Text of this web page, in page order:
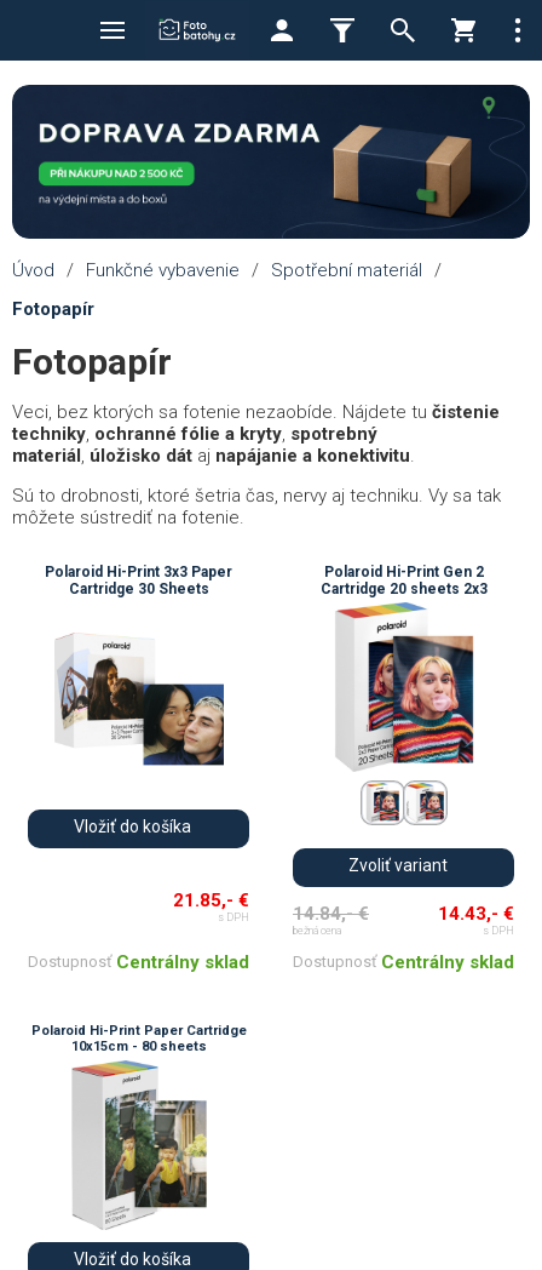
Úvod / Funkčné vybavenie / Spotřební materiál
/
Fotopapír
Fotopapír
Veci, bez ktorých sa fotenie nezaobíde. Nájdete tu čistenie
techniky, ochranné fólie a kryty, spotrebný
materiál, úložisko dát aj napájanie a konektivitu.
Sú to drobnosti, ktoré šetria čas, nervy aj techniku. Vy sa tak
môžete sústrediť na fotenie.
Polaroid Hi-Print 3x3 Paper
Cartridge 30 Sheets
Vložiť do košíka
21.85,- €
s DPH
Dostupnosť Centrálny sklad
Polaroid Hi-Print Gen 2
Cartridge 20 sheets 2x3
Zvoliť variant
14.84,- €
bežná cena
14.43,- €
s DPH
Dostupnosť Centrálny sklad
Polaroid Hi-Print Paper Cartridge
10x15cm - 80 sheets
Vložiť do košíka